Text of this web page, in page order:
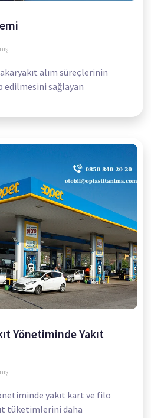
alım süreçlerinin
sağlayan
Yönetiminde Yakıt
yakıt kart ve filo
tüketimlerini daha